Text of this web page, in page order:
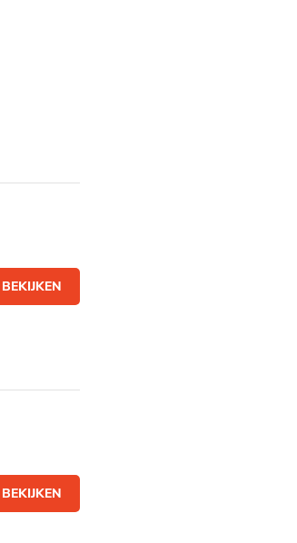
BEKIJKEN
BEKIJKEN